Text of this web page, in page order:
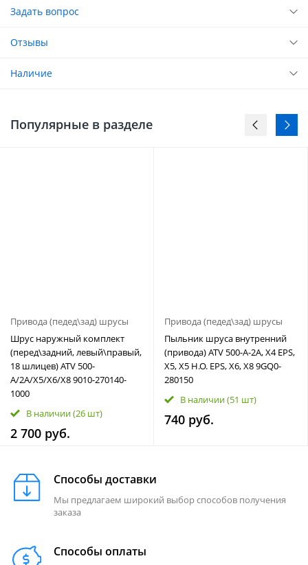
Задать вопрос
Отзывы
Наличие
Популярные в разделе
Привода (педед\зад) шрусы
Шрус наружный комплект
(перед\задний, левый\правый,
18 шлицев) ATV 500-
A/2A/X5/X6/X8 9010-270140-
1000
В наличии(26 шт)
2 700 руб.
Привода (педед\зад) шрусы
Пыльник шруса внутренний
(привода) ATV 500-A-2A, X4 EPS,
X5, X5 H.O. EPS, X6, X8 9GQ0-
280150
В наличии(51 шт)
740 руб.
Способы доставки
Мы предлагаем широкий выбор способов получения
заказа
Способы оплаты